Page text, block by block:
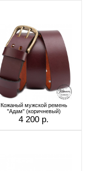
Кожаный мужской ремень
"Адам" (коричневый)
4 200 р.